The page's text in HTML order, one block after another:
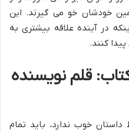
خودشان خو می گیرند. این
در آینده علاقه بیشتری به
کنند.
قلم نویسنده
خوب ندارد، باید تمام